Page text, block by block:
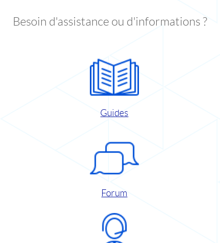
Besoin d'assistance ou d'informations ?
Guides
Forum